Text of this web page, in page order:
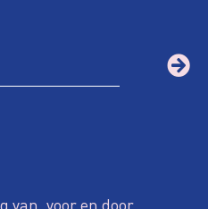
van, voor en door